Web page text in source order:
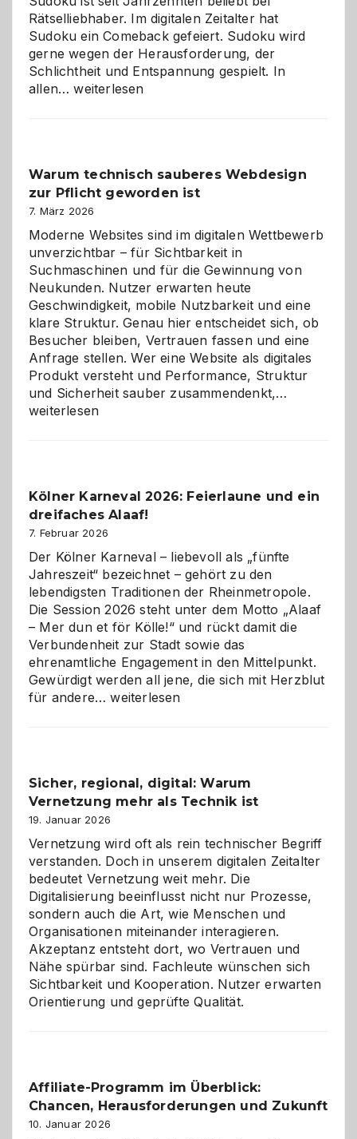
Rätselliebhaber. Im digitalen Zeitalter hat
Sudoku ein Comeback gefeiert. Sudoku wird
gerne wegen der Herausforderung, der
Schlichtheit und Entspannung gespielt. In
allen…Sudoku
den
Logikrätseln
weiterlesen
Warum technisch sauberes Webdesign
zur Pflicht geworden ist
7. März 2026
Moderne Websites sind im digitalen Wettbewerb
unverzichtbar – für Sichtbarkeit in
Suchmaschinen und für die Gewinnung von
Neukunden. Nutzer erwarten heute
Geschwindigkeit, mobile Nutzbarkeit und eine
klare Struktur. Genau hier entscheidet sich, ob
Besucher bleiben, Vertrauen fassen und eine
Anfrage stellen. Wer eine Website als digitales
Produkt versteht und Performance, Struktur
und Sicherheit sauber zusammendenkt,…
geworden
weiterlesen
Kölner Karneval 2026: Feierlaune und ein
dreifaches Alaaf!
7. Februar 2026
Der Kölner Karneval – liebevoll als „fünfte
Jahreszeit“ bezeichnet – gehört zu den
lebendigsten Traditionen der Rheinmetropole.
Die Session 2026 steht unter dem Motto „Alaaf
– Mer dun et för Kölle!“ und rückt damit die
Verbundenheit zur Stadt sowie das
ehrenamtliche Engagement in den Mittelpunkt.
Gewürdigt werden all jene, die sich mit Herzblut
für andere…Kölner
ein
dreifaches
Alaaf!
weiterlesen
Sicher, regional, digital: Warum
Vernetzung mehr als Technik ist
19. Januar 2026
Vernetzung wird oft als rein technischer Begriff
verstanden. Doch in unserem digitalen Zeitalter
bedeutet Vernetzung weit mehr. Die
Digitalisierung beeinflusst nicht nur Prozesse,
sondern auch die Art, wie Menschen und
Organisationen miteinander interagieren.
Akzeptanz entsteht dort, wo Vertrauen und
Nähe spürbar sind. Fachleute wünschen sich
Sichtbarkeit und Kooperation. Nutzer erwarten
Orientierung und geprüfte Qualität.
Affiliate-Programm im Überblick:
Chancen, Herausforderungen und Zukunft
10. Januar 2026